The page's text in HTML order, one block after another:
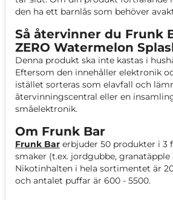
den ha ett barnlås som behöver
Så återvinner du Frunk
ZERO Watermelon
Denna produkt ska inte kastas i
Eftersom den innehåller elektronik
istället sorteras som elavfall och
återvinningscentral eller en
småelektronik.
Om Frunk Bar
Frunk Bar erbjuder 50 produkter i 3
smaker (t.ex. jordgubbe,
Nikotinhalten i hela sortimentet är
och antalet puffar är 600 - 5500.